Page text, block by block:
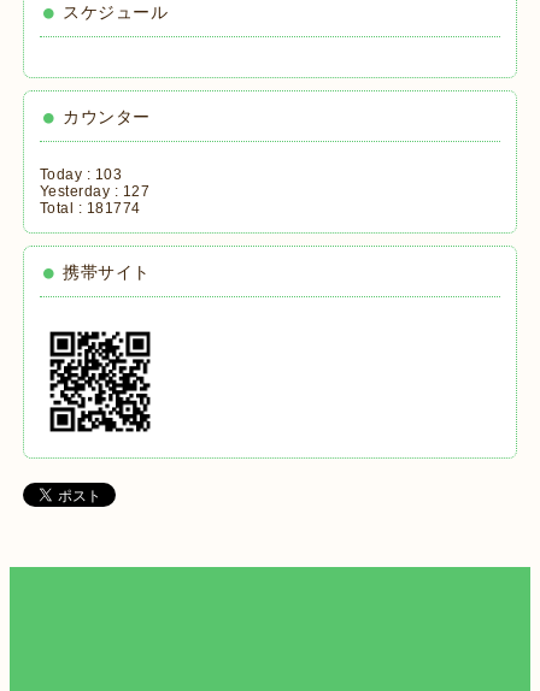
スケジュール
カウンター
Today : 103
Yesterday : 127
Total : 181774
携帯サイト